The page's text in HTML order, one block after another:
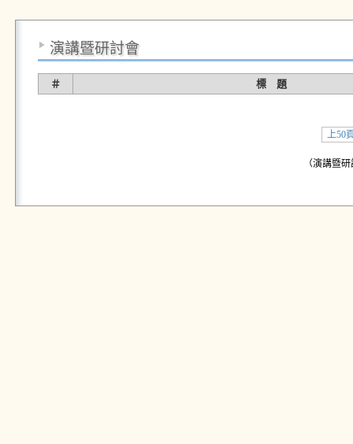
演講暨研討會
＃ 標 題
上50
（演講暨